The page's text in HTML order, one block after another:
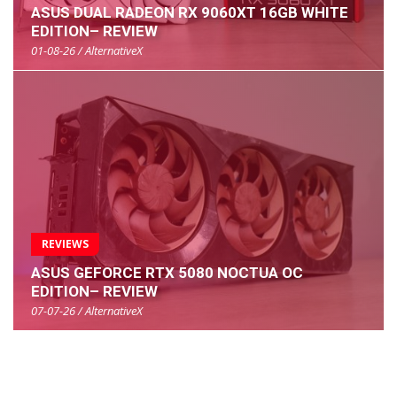
ASUS DUAL RADEON RX 9060XT 16GB WHITE
EDITION– REVIEW
01-08-26 / AlternativeX
REVIEWS
ASUS GEFORCE RTX 5080 NOCTUA OC
EDITION– REVIEW
07-07-26 / AlternativeX